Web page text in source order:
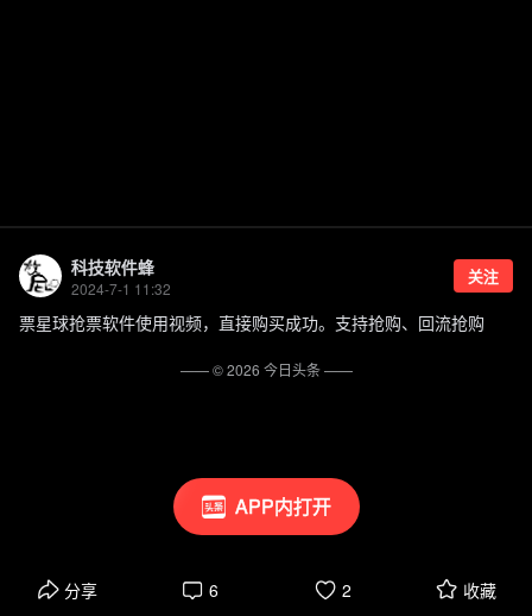
APP内打开
科技软件蜂
2024-7-1 11:32
关注
票星球抢票软件使用视频，直接购买成功。支持抢购、回流抢购
分享 6 2 收藏
—— ©2026 今日头条——